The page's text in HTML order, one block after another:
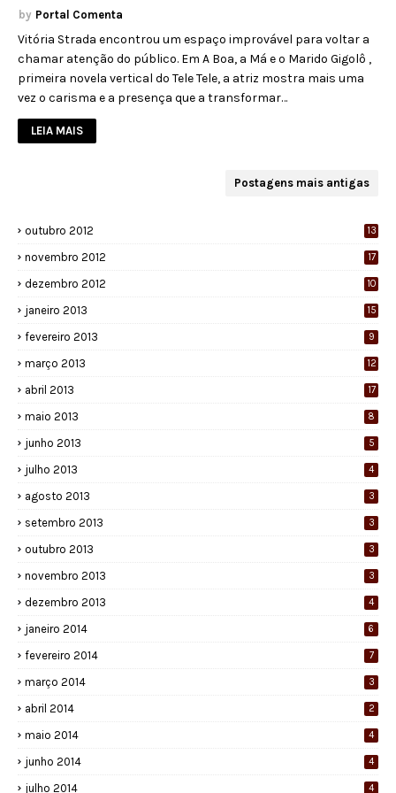
Portal Comenta
Vitória Strada encontrou um espaço improvável para voltar a
chamar atenção do público. Em A Boa, a Má e o Marido Gigolô ,
primeira novela vertical do Tele Tele, a atriz mostra mais uma
vez o carisma e a presença que a transformar…
LEIA MAIS
Postagens mais antigas
outubro 2012 13
novembro 2012 17
dezembro 2012 10
janeiro 2013 15
fevereiro 2013 9
março 2013 12
abril 2013 17
maio 2013 8
junho 2013 5
julho 2013 4
agosto 2013 3
setembro 2013 3
outubro 2013 3
novembro 2013 3
dezembro 2013 4
janeiro 2014 6
fevereiro 2014 7
março 2014 3
abril 2014 2
maio 2014 4
junho 2014 4
julho 2014 4